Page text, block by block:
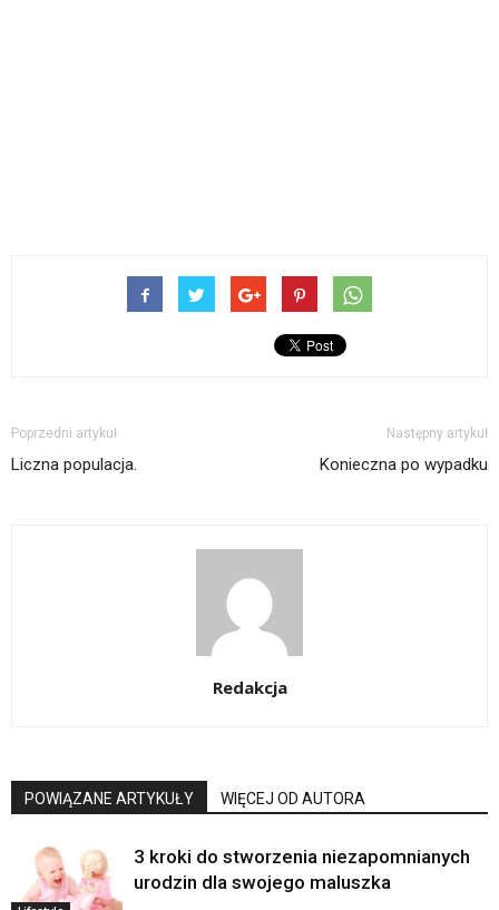
Poprzedni artykuł
Liczna populacja.
Następny artykuł
Konieczna po wypadku
Redakcja
POWIĄZANE ARTYKUŁY WIĘCEJ OD AUTORA
3 kroki do stworzenia niezapomnianych
urodzin dla swojego maluszka